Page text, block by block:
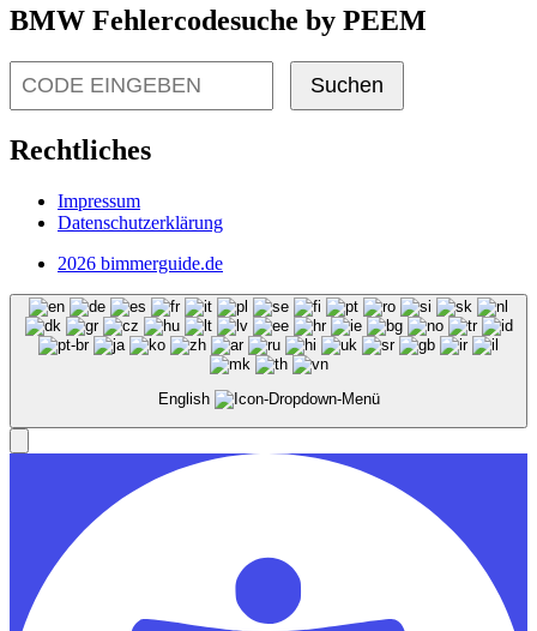
BMW Fehlercodesuche by PEEM
Suchen
Rechtliches
Impressum
Datenschutzerklärung
2026 bimmerguide.de
English